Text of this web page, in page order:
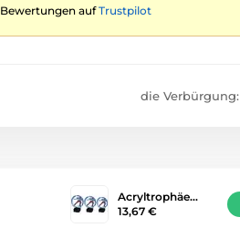
aufTrustpilot
die Verbürgung:
Acryltrophäe…
13,67 €